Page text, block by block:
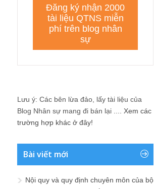
Lưu ý: Các bên lừa đảo, lấy tài liệu của
Blog Nhân sự mang đi bán lại .... Xem các
trường hợp khác ở đây!
Bài viết mới
Nội quy và quy định chuyên môn của bộ